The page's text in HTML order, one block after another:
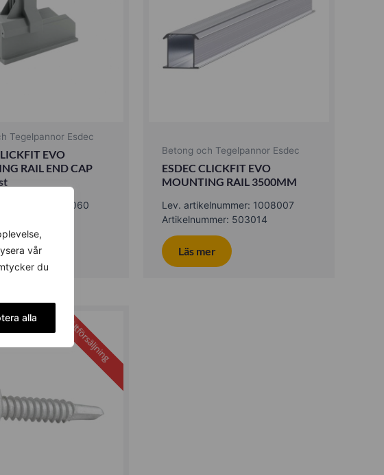
vår
du
alla
Tegelpannor Esdec
EVO
RAIL END CAP
1008060
Betong och Tegelpannor Esdec
ESDEC CLICKFIT EVO
MOUNTING RAIL 3500MM
Lev. artikelnummer: 1008007
Artikelnummer: 503014
Läs mer
Utförsäljning